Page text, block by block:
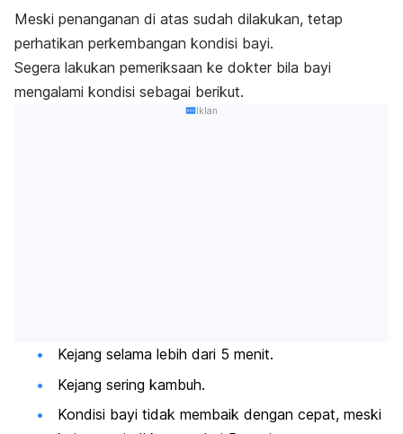
Meski penanganan di atas sudah dilakukan, tetap
perhatikan perkembangan kondisi bayi.
Segera lakukan pemeriksaan ke dokter bila bayi
mengalami kondisi sebagai berikut.
Iklan
Kejang selama lebih dari 5 menit.
Kejang sering kambuh.
Kondisi bayi tidak membaik dengan cepat, meski